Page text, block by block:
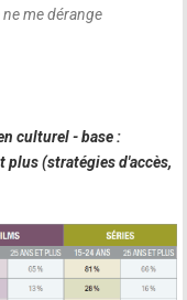
me dérange
culturel - base :
plus (stratégies d'accès,